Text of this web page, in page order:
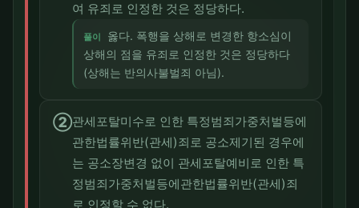
여 유죄로 인정한 것은 정당하다.
풀이
옳다. 폭행을 상해로 변경한 항소심이
상해의 점을 유죄로 인정한 것은 정당하다
(상해는 반의사불벌죄 아님).
②관세포탈미수로 인한 특정범죄가중처벌등에
관한법률위반(관세)죄로 공소제기된 경우에
는 공소장변경 없이 관세포탈예비로 인한 특
정범죄가중처벌등에관한법률위반(관세)죄
로 인정할 수 없다.